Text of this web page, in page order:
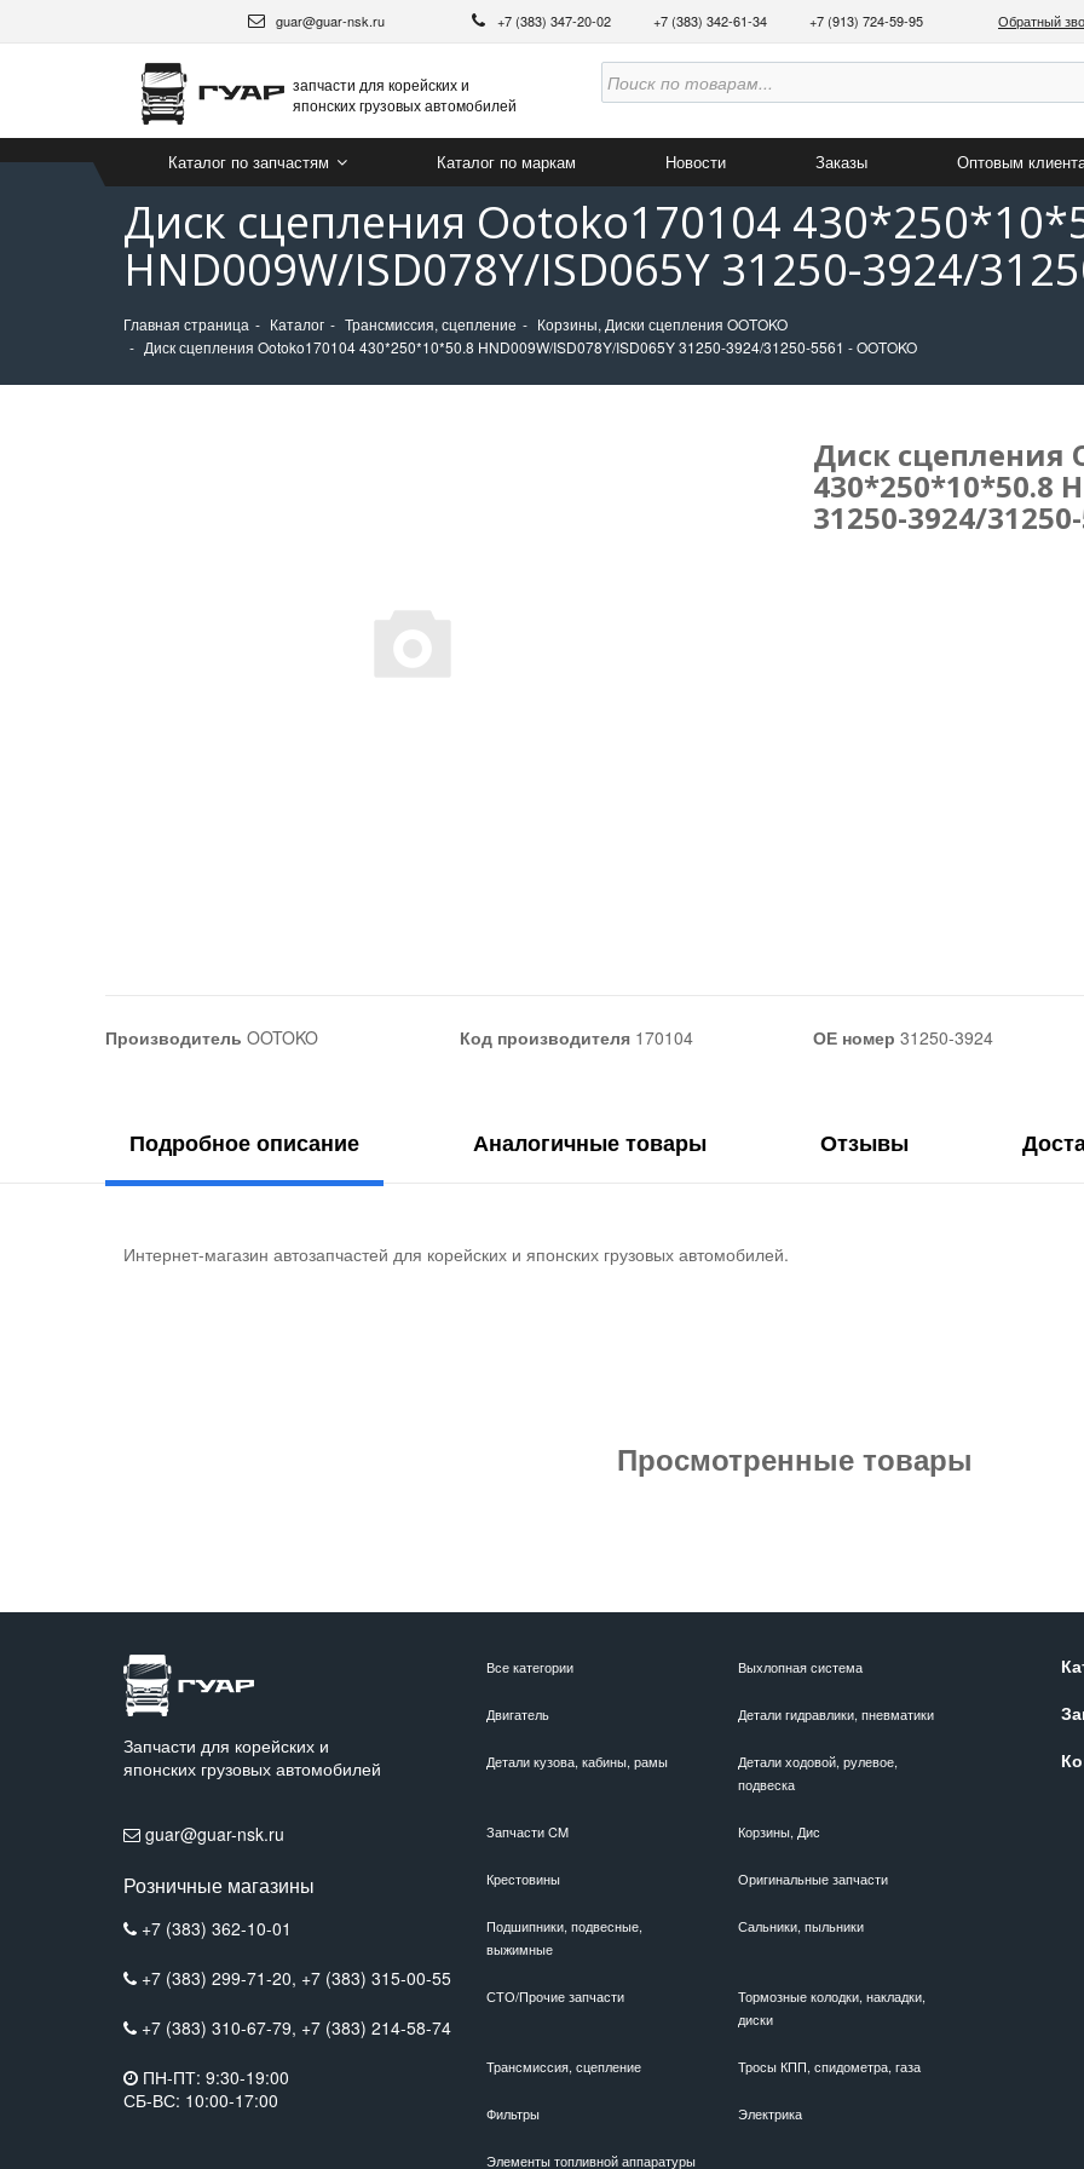
guar@guar-nsk.ru +7 (383) 347-20-02 +7 (383) 342-61-34 +7 (913) 724-59-95 Обратный
запчасти для корейских и
японских грузовых автомобилей
Каталог по запчастям Каталог по маркам Новости Заказы Оптовым
Диск сцепления Ootoko170104
HND009W/ISD078Y/ISD065Y 31250-3924/
Главная страница Каталог Трансмиссия, сцепление
Корзины, Диски сцепления OOTOKO
Диск сцепления Ootoko170104 430*250*10*50.8 HND009W/ISD078Y/ISD065Y 31250-3924/31250-5561 - OOTOKO
Диск сцепления
430*250*10*50.8
31250-3924/
Производитель OOTOKO Код производителя170104 ОЕ номер 31250-3924
Подробное описание Аналогичные товары Отзывы
Интернет-магазин автозапчастей для корейских и японских грузовых автомобилей.
Просмотренные товары
Запчасти для корейских и
японских грузовых автомобилей
guar@guar-nsk.ru
Розничные магазины
+7 (383) 362-10-01
+7 (383) 299-71-20, +7 (383) 315-00-55
+7 (383) 310-67-79, +7 (383) 214-58-74
ПН-ПТ: 9:30-19:00
СБ-ВС: 10:00-17:00
Все категории Выхлопная система
Двигатель Детали гидравлики, пневматики
Детали кузова, кабины, рамы
Детали ходовой, рулевое,
подвеска
Запчасти CM Корзины, Дис
Крестовины Оригинальные запчасти
Подшипники, подвесные,
выжимные
Сальники, пыльники
СТО/Прочие запчасти
Тормозные колодки, накладки,
диски
Трансмиссия, сцепление Тросы КПП, спидометра, газа
Фильтры Электрика
Элементы топливной аппаратуры